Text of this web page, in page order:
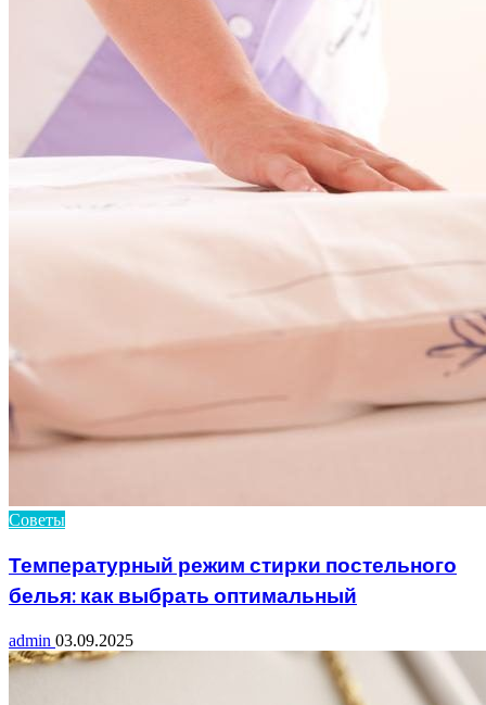
Советы
Температурный режим стирки постельного
белья: как выбрать оптимальный
admin 03.09.2025